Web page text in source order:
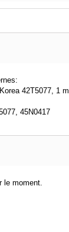
42T5077, 1 m
45N0417
le moment.